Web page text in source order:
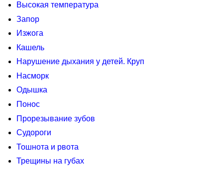
Высокая температура
Запор
Изжога
Кашель
Нарушение дыхания у детей. Круп
Насморк
Одышка
Понос
Прорезывание зубов
Судороги
Тошнота и рвота
Трещины на губах